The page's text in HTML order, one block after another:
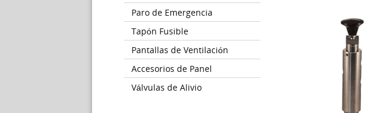
Paro de Emergencia
Tapón Fusible
Pantallas de Ventilación
Accesorios de Panel
Válvulas de Alivio